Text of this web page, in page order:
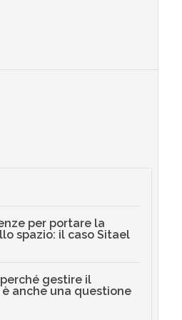
per portare la
spazio: il caso Sitael
gestire il
anche una questione